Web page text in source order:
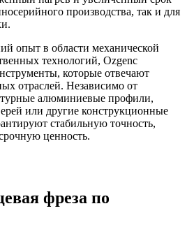
производства, так и для
опыт в области механической
технологий, Ozgenc
которые отвечают
отраслей. Независимо от
алюминиевые профили,
или другие конструкционные
стабильную точность,
ценность.
фреза по